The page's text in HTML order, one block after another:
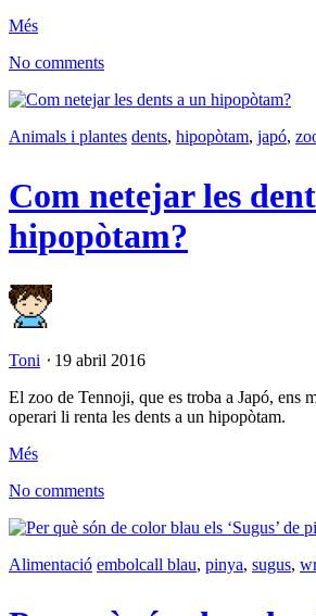
Més
No comments
Animals i plantes dents, hipopòtam, japó,
Com netejar les
hipopòtam?
Toni ⋅ 19 abril 2016
El zoo de Tennoji, que es troba a Japó, ens
operari li renta les dents a un hipopòtam.
Més
No comments
Alimentació embolcall blau, pinya, sugus,